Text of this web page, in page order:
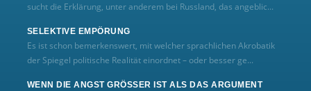
sucht die Erklärung, unter anderem bei Russland, das angeblic...
SELEKTIVE EMPÖRUNG
Es ist schon bemerkenswert, mit welcher sprachlichen Akrobatik
der Spiegel politische Realität einordnet – oder besser ge...
WENN DIE ANGST GRÖSSER IST ALS DAS ARGUMENT